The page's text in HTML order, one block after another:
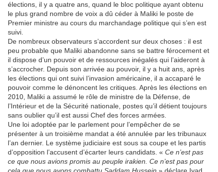
élections, il y a quatre ans, quand le bloc politique ayant obtenu
le plus grand nombre de voix a dû céder à Maliki le poste de
Premier ministre au cours du marchandage politique qui s’en est
suivi.
De nombreux observateurs s’accordent sur deux choses : il est
peu probable que Maliki abandonne sans se battre férocement et
il dispose d’un pouvoir et de ressources inégalés qui l’aideront à
s’accrocher. Depuis son arrivée au pouvoir, il y a huit ans, après
les élections qui ont suivi l’invasion américaine, il a accaparé le
pouvoir comme le dénoncent les critiques. Après les élections en
2010, Maliki a assumé le rôle de ministre de la Défense, de
l’Intérieur et de la Sécurité nationale, postes qu’il détient toujours
sans oublier qu’il est aussi Chef des forces armées.
Une loi adoptée par le parlement pour l’empêcher de se
présenter à un troisième mandat a été annulée par les tribunaux
l’an dernier. Le système judiciaire est sous sa coupe et les partis
d’opposition l’accusent d’écarter leurs candidats. « Ce n’est pas
ce que nous avions promis au peuple irakien. Ce n’est pas pour